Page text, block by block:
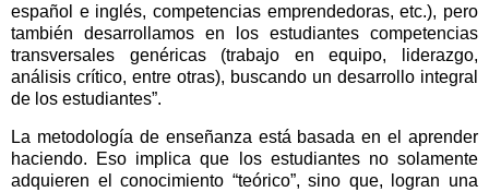
español e inglés, competencias emprendedoras, etc.), pero
también desarrollamos en los estudiantes competencias
transversales genéricas (trabajo en equipo, liderazgo,
análisis crítico, entre otras), buscando un desarrollo integral
de los estudiantes”.
La metodología de enseñanza está basada en el aprender
haciendo. Eso implica que los estudiantes no solamente
adquieren el conocimiento “teórico”, sino que, logran una